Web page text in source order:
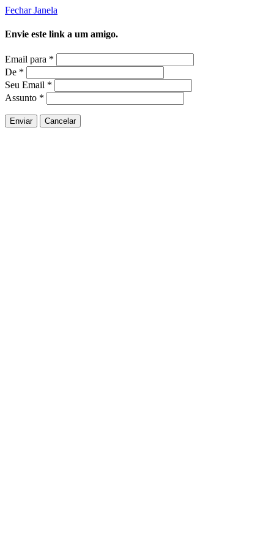
Fechar Janela
Envie este link a um amigo.
Email para *
De *
Seu Email *
Assunto *
Enviar Cancelar